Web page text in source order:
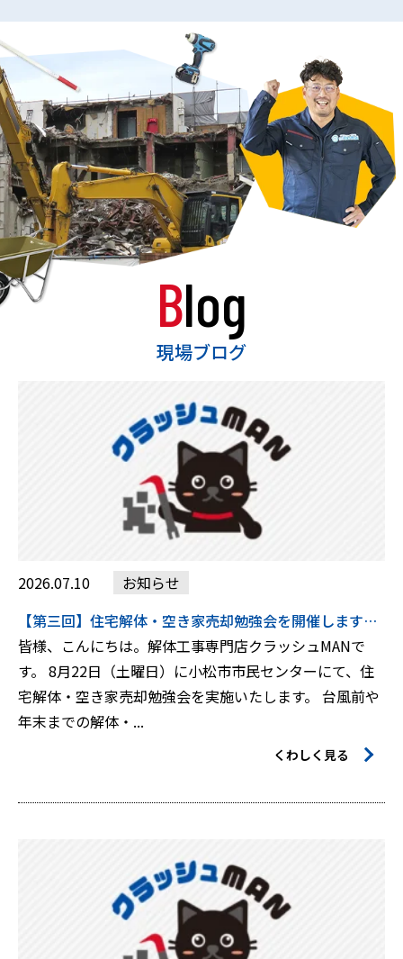
Blog
現場ブログ
2026.07.10
お知らせ
【第三回】住宅解体・空き家売却勉強会を開催します！8月22日（土）
皆様、こんにちは。解体工事専門店クラッシュMANで
す。 8月22日（土曜日）に小松市市民センターにて、住
宅解体・空き家売却勉強会を実施いたします。 台風前や
年末までの解体・...
くわしく見る